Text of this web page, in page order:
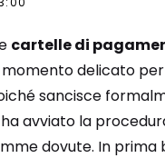
cartelle di
delicato
sancisce
avviato la
dovute. In prima